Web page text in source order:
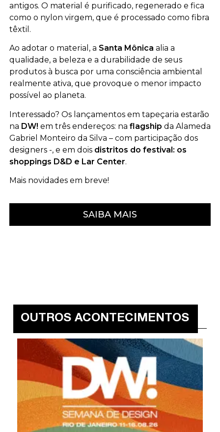
antigos. O material é purificado, regenerado e fica
como o nylon virgem, que é processado como fibra
têxtil.
Ao adotar o material, a Santa Mônica alia a
qualidade, a beleza e a durabilidade de seus
produtos à busca por uma consciência ambiental
realmente ativa, que provoque o menor impacto
possível ao planeta.
Interessado? Os lançamentos em tapeçaria estarão
na DW! em três endereços: na flagship da Alameda
Gabriel Monteiro da Silva – com participação dos
designers -, e em dois distritos do festival: os
shoppings D&D e Lar Center.
Mais novidades em breve!
SAIBA MAIS
OUTROS ACONTECIMENTOS